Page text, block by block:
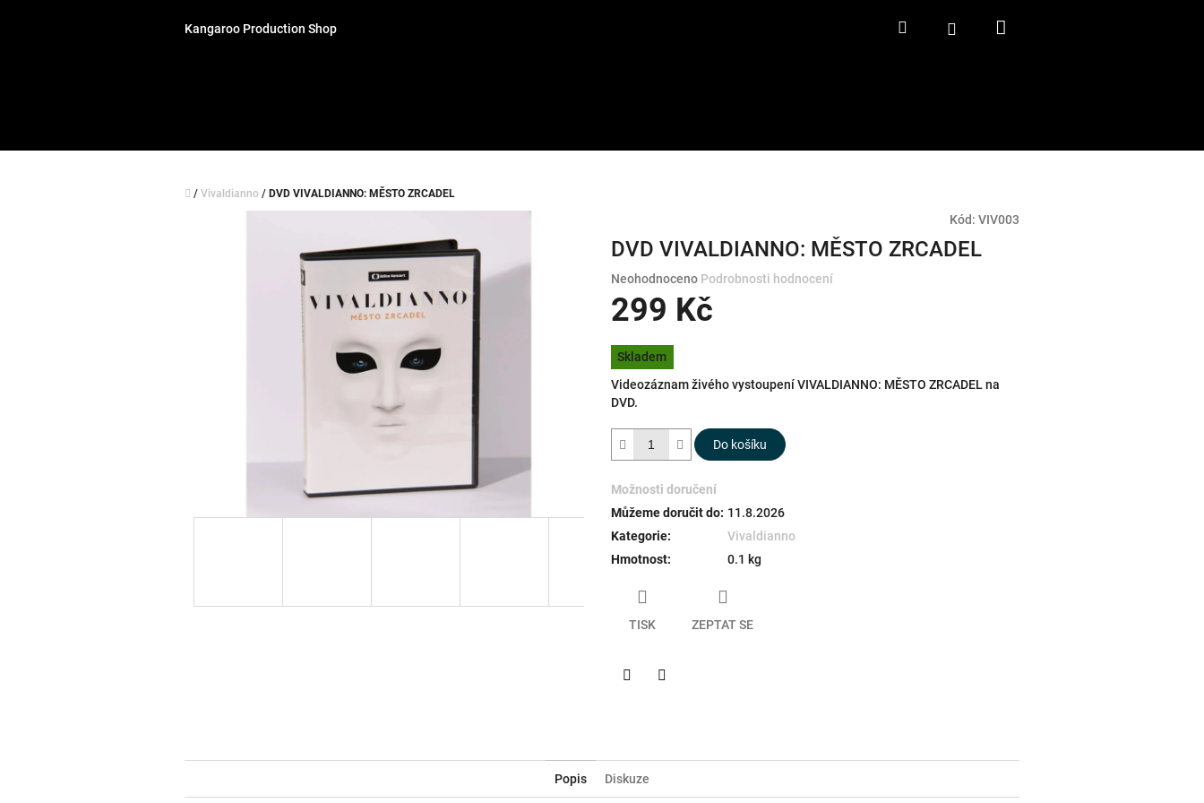
Kangaroo Production Shop HledatPřihlášení
Domů
/ Vivaldianno / DVD VIVALDIANNO: MĚSTO ZRCADEL
Kód: VIV003
DVD VIVALDIANNO: MĚSTO ZRCADEL
Průměrné
hodnocení
produktu
0,0
z
5
hvězdiček.
Neohodnoceno Podrobnosti hodnocení
299 Kč
Měrná
cena:
Skladem
Videozáznam živého vystoupení VIVALDIANNO: MĚSTO ZRCADEL na
DVD.
Do košíku
Možnosti doručení
Můžeme doručit do: 11.8.2026
Kategorie:
Vivaldianno
Hmotnost: 0.1 kg
TISK ZEPTAT SE
Popis Diskuze